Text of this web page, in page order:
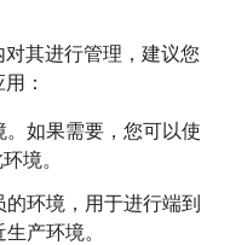
其进行管理，建议您
：
。如果需要，您可以使
境。
的环境，用于进行端到
产环境。